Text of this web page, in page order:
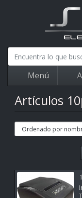
Menú
Artículos